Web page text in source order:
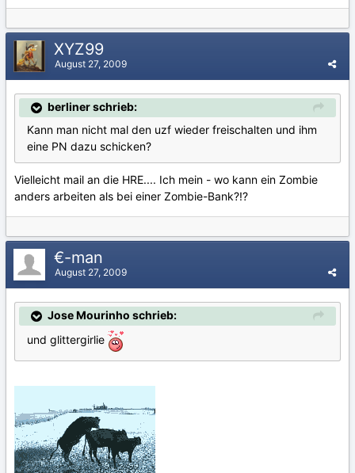
XYZ99
August 27, 2009
berliner schrieb:
Kann man nicht mal den uzf wieder freischalten und ihm
eine PN dazu schicken?
Vielleicht mail an die HRE.... Ich mein - wo kann ein Zombie
anders arbeiten als bei einer Zombie-Bank?!?
€-man
August 27, 2009
Jose Mourinho schrieb:
und glittergirlie